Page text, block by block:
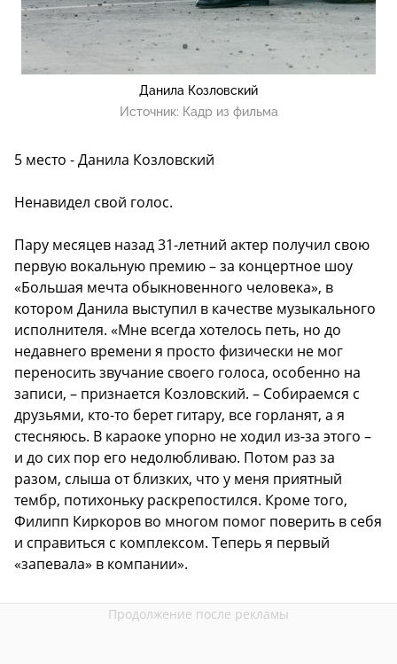
Данила Козловский
Источник: Кадр из фильма
5 место - Данила Козловский
Ненавидел свой голос.
Пару месяцев назад 31-летний актер получил свою
первую вокальную премию – за концертное шоу
«Большая мечта обыкновенного человека», в
котором Данила выступил в качестве музыкального
исполнителя. «Мне всегда хотелось петь, но до
недавнего времени я просто физически не мог
переносить звучание своего голоса, особенно на
записи, – признается Козловский. – Собираемся с
друзьями, кто-то берет гитару, все горланят, а я
стесняюсь. В караоке упорно не ходил из-за этого –
и до сих пор его недолюбливаю. Потом раз за
разом, слыша от близких, что у меня приятный
тембр, потихоньку раскрепостился. Кроме того,
Филипп Киркоров во многом помог поверить в себя
и справиться с комплексом. Теперь я первый
«запевала» в компании».